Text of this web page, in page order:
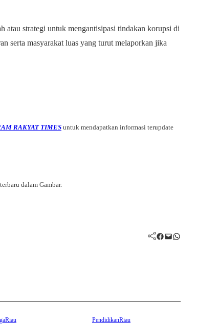
atau strategi untuk mengantisipasi tindakan korupsi di
serta masyarakat luas yang turut melaporkan jika
RAKYAT TIMES untuk mendapatkan informasi terupdate
dalam Gambar.
Facebook Mail WhatsApp
Riau
PendidikanRiau